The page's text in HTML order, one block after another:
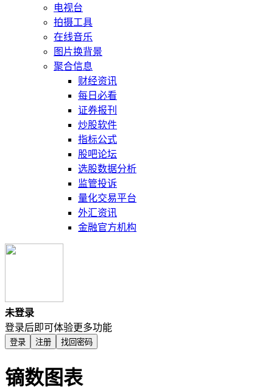
电视台
拍摄工具
在线音乐
图片换背景
聚合信息
财经资讯
每日必看
证券报刊
炒股软件
指标公式
股吧论坛
选股数据分析
监管投诉
量化交易平台
外汇资讯
金融官方机构
未登录
登录后即可体验更多功能
登录 注册 找回密码
镝数图表